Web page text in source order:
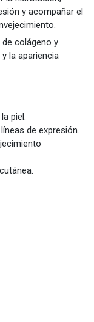
y acompañar el
colágeno y
la apariencia
piel.
de expresión.